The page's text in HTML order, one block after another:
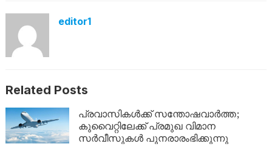
editor1
Related Posts
പ്രവാസികൾക്ക് സന്തോഷവാർത്ത;
കുവൈറ്റിലേക്ക് പ്രമുഖ വിമാന
സർവീസുകൾ പുനരാരംഭിക്കുന്നു